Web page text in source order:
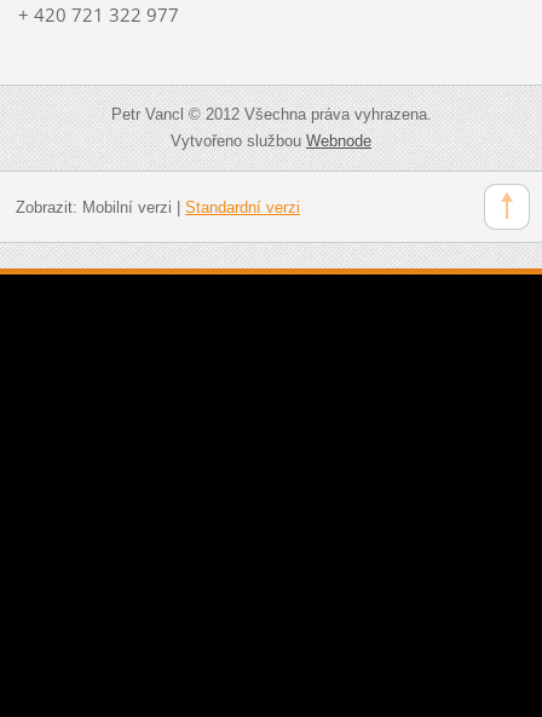
+ 420 721 322 977
Petr Vancl © 2012 Všechna práva vyhrazena.
Vytvořeno službouWebnode
Zobrazit: Mobilní verzi Standardní verzi